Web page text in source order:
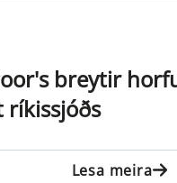
breytir
Lesa meira